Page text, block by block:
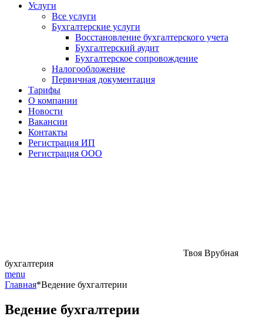
Услуги
Все услуги
Бухгалтерские услуги
Восстановление бухгалтерского учета
Бухгалтерский аудит
Бухгалтерское сопровождение
Налогообложение
Первичная документация
Тарифы
О компании
Новости
Вакансии
Контакты
Регистрация ИП
Регистрация ООО
Твоя Врубная
бухгалтерия
menu
Главная*Ведение бухгалтерии
Ведение бухгалтерии